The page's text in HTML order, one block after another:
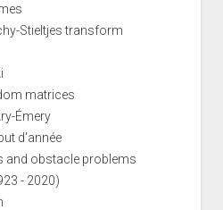
Stieltjes transform
matrices
Émery
d'année
and obstacle problems
- 2020)